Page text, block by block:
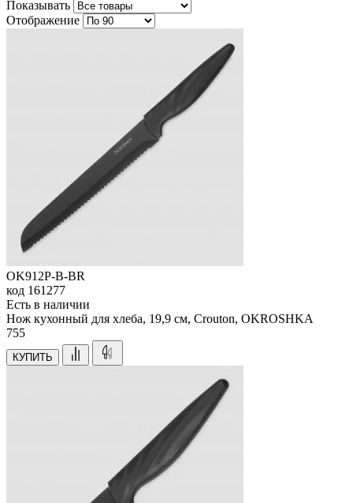
Показывать
Отображение
OK912P-B-BR
код 161277
Есть в наличии
Нож кухонный для хлеба, 19,9 см, Crouton, OKROSHKA
755
КУПИТЬ